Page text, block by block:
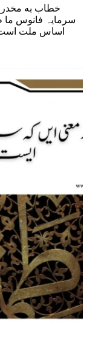
خطاب به
سرمایہ فانوس
اساس ملت است